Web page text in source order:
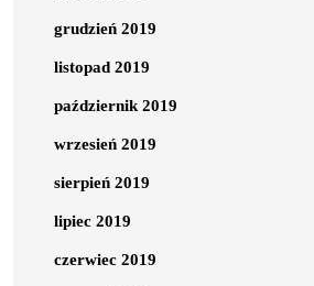
grudzień 2019
listopad 2019
październik 2019
wrzesień 2019
sierpień 2019
lipiec 2019
czerwiec 2019